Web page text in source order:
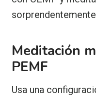
Meditación
PEMF
Usa una